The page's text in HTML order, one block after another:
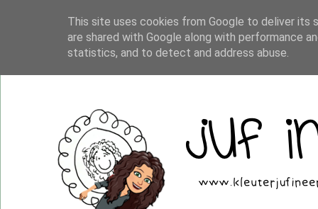
This site uses cookies from Google to deliver its
are shared with Google along with performance
statistics, and to detect and address abuse.